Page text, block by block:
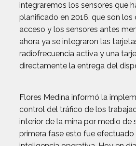
integraremos los sensores que
planificado en 2016, que son
acceso y los sensores antes
ahora ya se integraron las
radiofrecuencia activa y una
directamente la entrega del
Flores Medina informó la
control del tráfico de los
interior de la mina por medio de
primera fase esto fue